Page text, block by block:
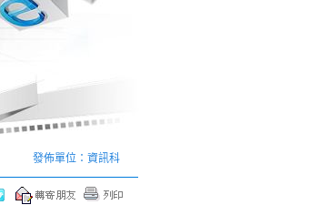
發佈單位：資訊科